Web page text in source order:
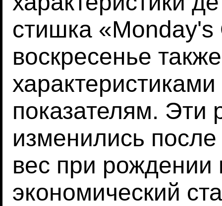
стишка
воскресенье
показателям. Эти
изменились
вес при рождении
экономический